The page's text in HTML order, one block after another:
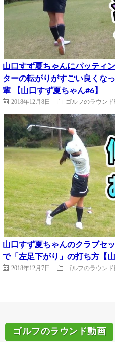
山口すず夏ちゃんにパッティ
ターの転がりがすごい良くな
輩 【山口すず夏ちゃん#6】
2018年12月8日 ゴルフのラウン
山口すず夏ちゃんのクラブセ
で「左足下がり」の打ち方【
2018年12月7日 ゴルフのラウン
ゴルフのラウンド動画